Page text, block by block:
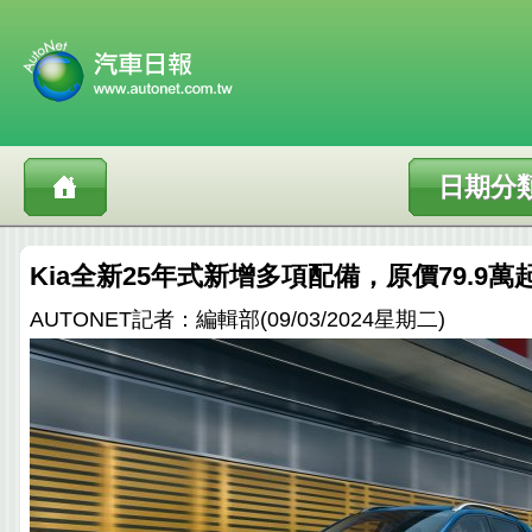
日期分
Kia全新25年式新增多項配備，原價79.9萬
AUTONET記者：編輯部(09/03/2024星期二)